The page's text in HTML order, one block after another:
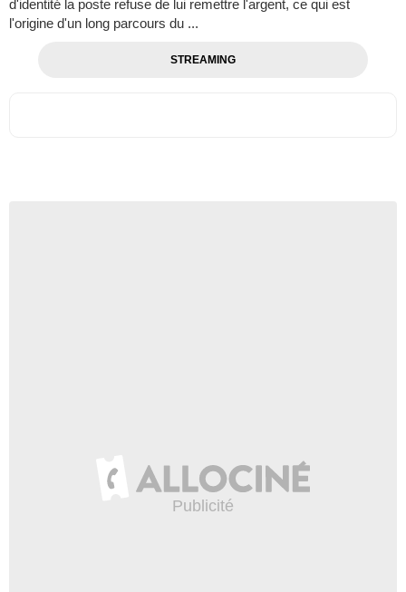
d'identité la poste refuse de lui remettre l'argent, ce qui est
l'origine d'un long parcours du ...
STREAMING